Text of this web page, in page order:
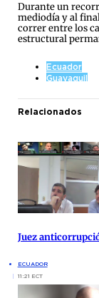
Durante un
mediodía y al
correr entre los
estructural
Ecuador
Guayaquil
Relacionados
Juez
ECUADOR
11:21 ECT